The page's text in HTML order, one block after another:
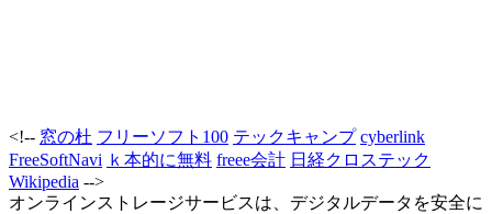
<!-- 窓の杜 フリーソフト100 テックキャンプ cyberlink
FreeSoftNavi ｋ本的に無料 freee会計 日経クロステック
Wikipedia -->
オンラインストレージサービスは、デジタルデータを安全に